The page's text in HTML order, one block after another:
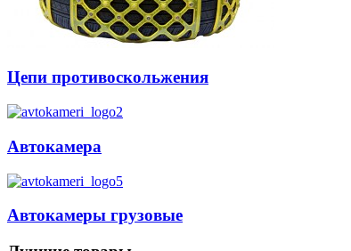
Цепи противоскольжения
Автокамера
Автокамеры грузовые